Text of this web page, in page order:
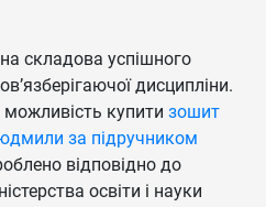
складова успішного
дисципліни.
купити зошит
за підручником
відповідно до
освіти і науки